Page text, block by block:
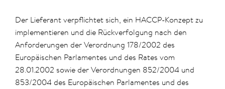
Der Lieferant verpflichtet sich, ein HACCP-Konzept zu
implementieren und die Rückverfolgung nach den
Anforderungen der Verordnung 178/2002 des
Europäischen Parlamentes und des Rates vom
28.01.2002 sowie der Verordnungen 852/2004 und
853/2004 des Europäischen Parlamentes und des